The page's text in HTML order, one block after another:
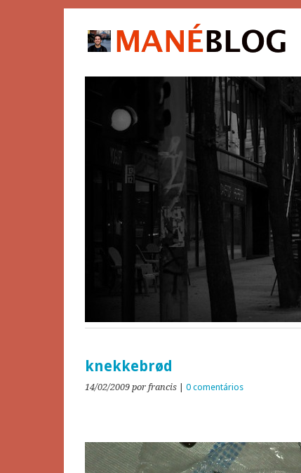
knekkebrød
14/02/2009 por francis 0 comentários